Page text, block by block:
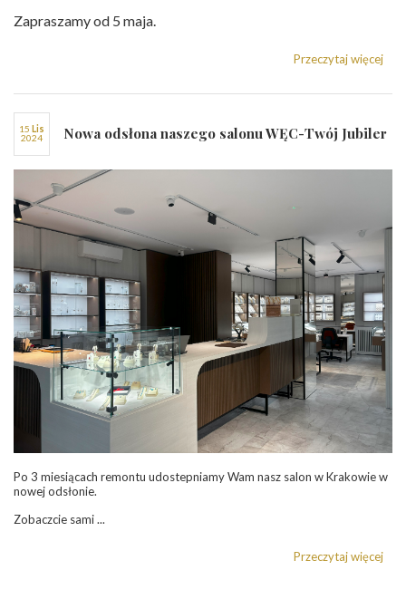
Zapraszamy od 5 maja.
Przeczytaj więcej
15
lis
2024
Nowa odsłona naszego salonu WĘC-Twój Jubiler
Po 3 miesiącach remontu udostepniamy Wam nasz salon w Krakowie w
nowej odsłonie.
Zobaczcie sami ...
Przeczytaj więcej